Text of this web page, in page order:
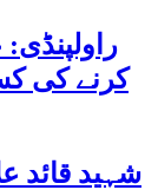
کرنے کی
شہید قائد